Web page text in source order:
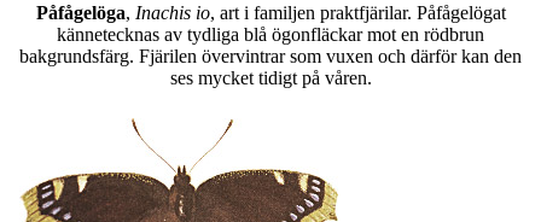
Påfågelöga, Inachis io, art i familjen praktfjärilar. Påfågelögat
kännetecknas av tydliga blå ögonfläckar mot en rödbrun
bakgrundsfärg. Fjärilen övervintrar som vuxen och därför kan den
ses mycket tidigt på våren.